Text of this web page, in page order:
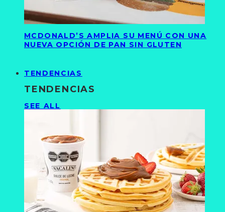
MCDONALD’S AMPLIA SU MENÚ CON UNA
NUEVA OPCIÓN DE PAN SIN GLUTEN
TENDENCIAS
TENDENCIAS
SEE ALL